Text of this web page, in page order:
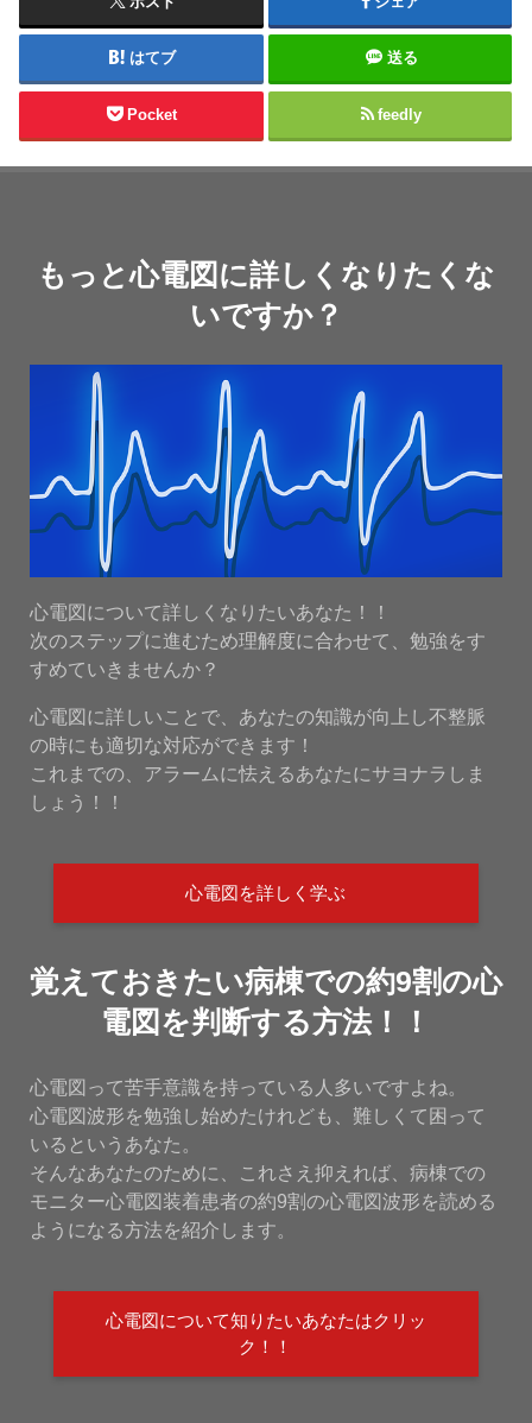
はてブ 送る
Pocket feedly
もっと心電図に詳しくなりたくな
いですか？
心電図について詳しくなりたいあなた！！
次のステップに進むため理解度に合わせて、勉強をす
すめていきませんか？
心電図に詳しいことで、あなたの知識が向上し不整脈
の時にも適切な対応ができます！
これまでの、アラームに怯えるあなたにサヨナラしま
しょう！！
心電図を詳しく学ぶ
覚えておきたい病棟での約9割の心
電図を判断する方法！！
心電図って苦手意識を持っている人多いですよね。
心電図波形を勉強し始めたけれども、難しくて困って
いるというあなた。
そんなあなたのために、これさえ抑えれば、病棟での
モニター心電図装着患者の約9割の心電図波形を読める
ようになる方法を紹介します。
心電図について知りたいあなたはクリッ
ク！！